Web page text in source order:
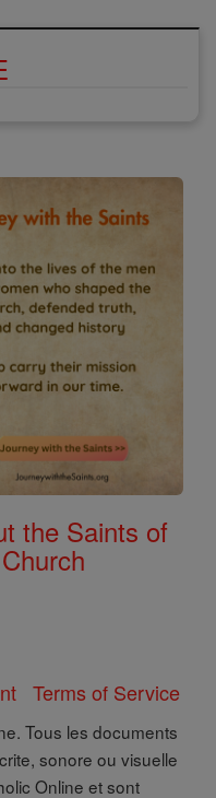
the Saints of
Terms of Service
Tous les documents
sonore ou visuelle
Online et sont